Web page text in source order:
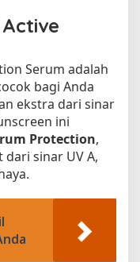
Serum adalah
bagi Anda
ekstra dari sinar
ini
Protection,
sinar UV A,